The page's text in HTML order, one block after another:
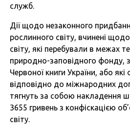
служб.
Дії щодо незаконного
рослинного світу, вчинені
світу, які перебували в межах
природно-заповідного фонду,
Червоної книги України, або
відповідно до міжнародних
тягнуть за собою накладення
3655 гривень з конфіскацією
світу.